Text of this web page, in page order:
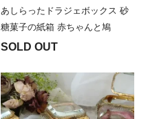
あしらったドラジェボックス 砂
糖菓子の紙箱 赤ちゃんと鳩
SOLD OUT